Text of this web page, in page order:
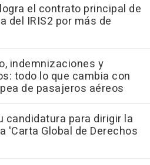
el contrato principal de
del IRIS2 por más de
indemnizaciones y
todo lo que cambia con
de pasajeros aéreos
candidatura para dirigir la
'Carta Global de Derechos